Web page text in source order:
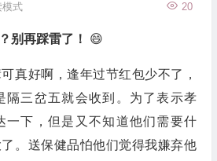
20
模式
别再踩雷了！ 😄
真好啊，逢年过节红包少不了，
隔三岔五就会收到。为了表示孝
一下，但是又不知道他们需要什
。送保健品怕他们觉得我嫌弃他